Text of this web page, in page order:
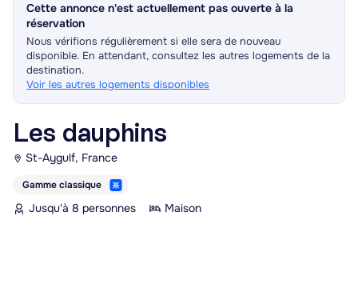
Cette annonce n'est actuellement pas ouverte à la
réservation
Nous vérifions régulièrement si elle sera de nouveau
disponible. En attendant, consultez les autres logements de la
destination.
Voir les autres logements disponibles
Les dauphins
St-Aygulf, France
Gamme classique
Jusqu'à 8 personnes Maison